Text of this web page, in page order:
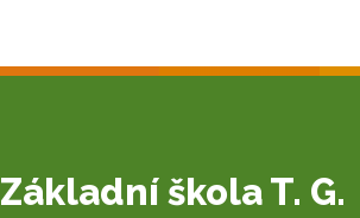
Základní škola T. G.